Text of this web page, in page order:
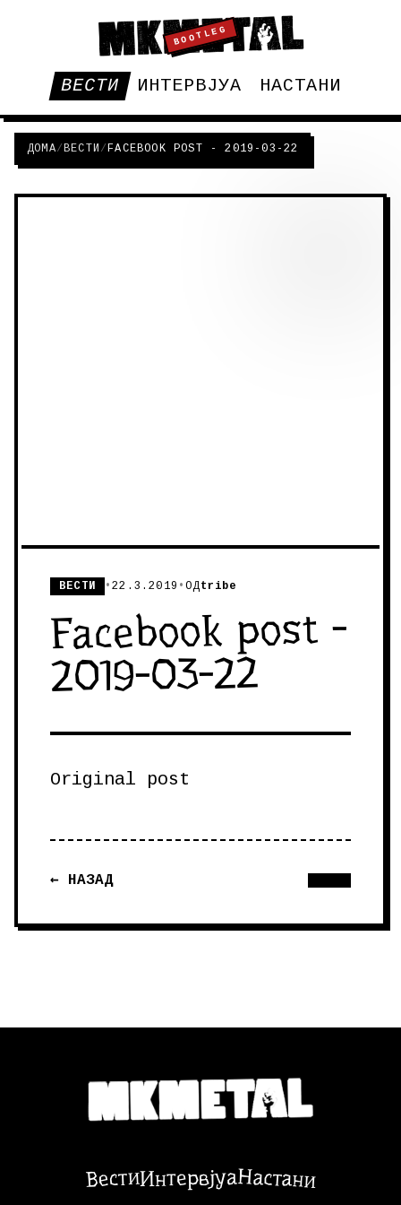
BOOTLEG
ВЕСТИ ИНТЕРВЈУА НАСТАНИ
ДОМА/ВЕСТИ /FACEBOOK POST - 2019-03-22
ВЕСТИ •22.3.2019 •ОДtribe
Facebook post -
2019-03-22
Original post
← НАЗАД
ВестиИнтервјуаНастани